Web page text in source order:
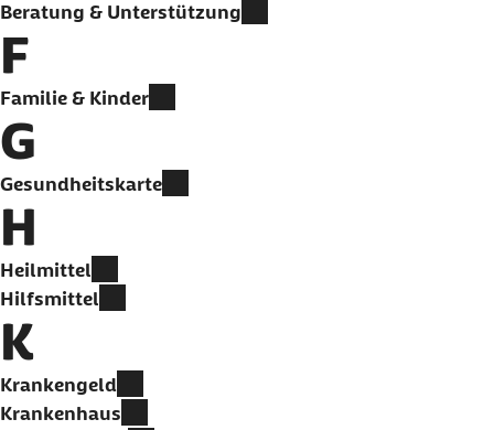
Beratung & Unterstützung
F
Familie & Kinder
G
Gesundheitskarte
H
Heilmittel
Hilfsmittel
K
Krankengeld
Krankenhaus